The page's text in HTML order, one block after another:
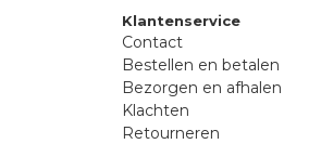
Klantenservice
Contact
Bestellen en betalen
Bezorgen en afhalen
Klachten
Retourneren